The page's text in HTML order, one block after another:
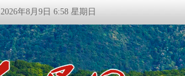
2026年8月9日 6:58 星期日